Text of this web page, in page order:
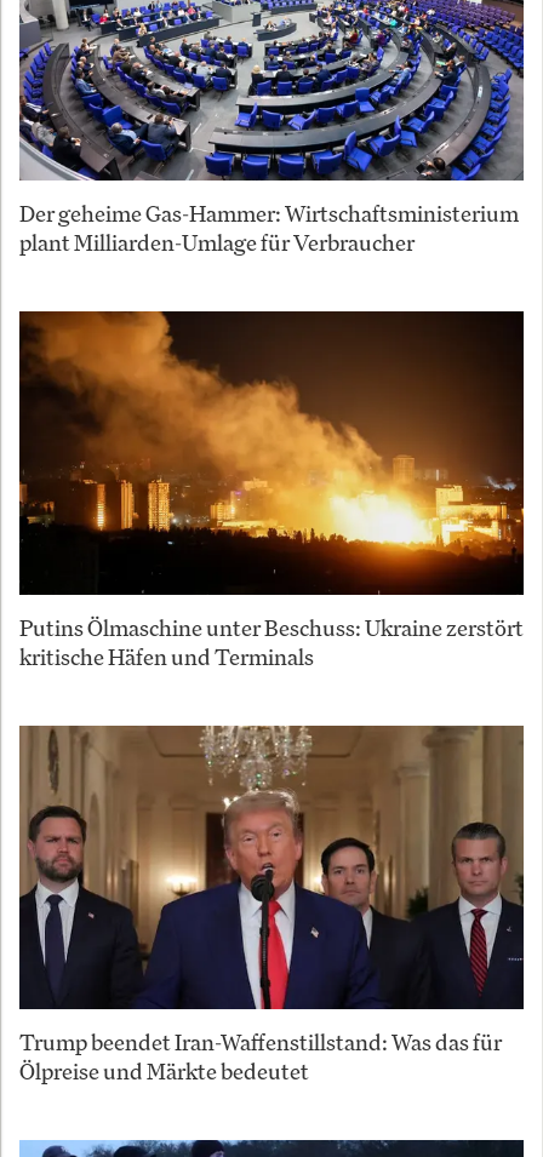
Der geheime Gas-Hammer: Wirtschaftsministerium
plant Milliarden-Umlage für Verbraucher
Putins Ölmaschine unter Beschuss: Ukraine zerstört
kritische Häfen und Terminals
Trump beendet Iran-Waffenstillstand: Was das für
Ölpreise und Märkte bedeutet